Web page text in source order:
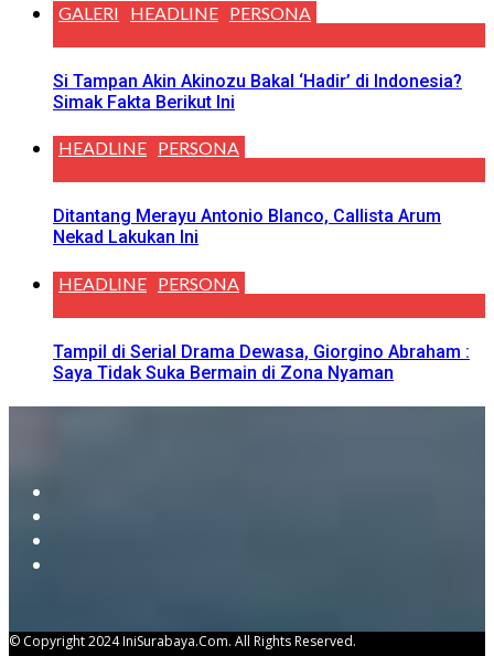
GALERI HEADLINE PERSONA
Si Tampan Akin Akinozu Bakal ‘Hadir’ di Indonesia?
Simak Fakta Berikut Ini
HEADLINE PERSONA
Ditantang Merayu Antonio Blanco, Callista Arum
Nekad Lakukan Ini
HEADLINE PERSONA
Tampil di Serial Drama Dewasa, Giorgino Abraham :
Saya Tidak Suka Bermain di Zona Nyaman
© Copyright 2024 IniSurabaya.com. All Rights Reserved.